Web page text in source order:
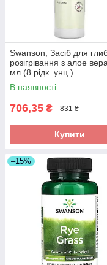
Swanson, Засіб для
розігрівання з алое
мл (8 рідк. унц.)
В наявності
706,35 ₴ 831 ₴
Купити
–15%